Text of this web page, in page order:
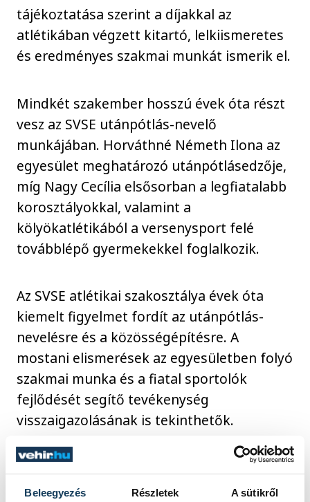
Beleegyezés Részletek A sütikről
tájékoztatása szerint a díjakkal az
atlétikában végzett kitartó, lelkiismeretes
és eredményes szakmai munkát ismerik el.
Mindkét szakember hosszú évek óta részt
vesz az SVSE utánpótlás-nevelő
munkájában. Horváthné Németh Ilona az
egyesület meghatározó utánpótlásedzője,
míg Nagy Cecília elsősorban a legfiatalabb
korosztályokkal, valamint a
kölyökatlétikából a versenysport felé
továbblépő gyermekekkel foglalkozik.
Az SVSE atlétikai szakosztálya évek óta
kiemelt figyelmet fordít az utánpótlás-
nevelésre és a közösségépítésre. A
mostani elismerések az egyesületben folyó
szakmai munka és a fiatal sportolók
fejlődését segítő tevékenység
visszaigazolásának is tekinthetők.
A Magyar Atlétikai Szövetség
küldöttgyűlésén az idei évben több